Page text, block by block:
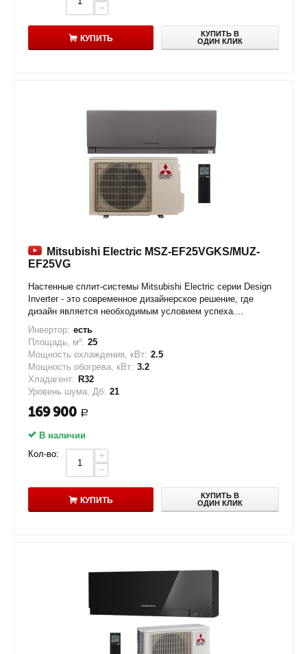
−
КУПИТЬ
КУПИТЬ В
ОДИН КЛИК
Mitsubishi Electric MSZ-EF25VGKS/MUZ-
EF25VG
Настенные сплит-системы Mitsubishi Electric серии Design
Inverter - это современное дизайнерское решение, где
дизайн является необходимым условием успеха....
Инвертор: есть
Площадь, м²: 25
Мощность охлаждения, кВт: 2.5
Мощность обогрева, кВт: 3.2
Хладагент: R32
Уровень шума, Дб: 21
169 900 Р
В наличии
Кол-во:
+
−
КУПИТЬ
КУПИТЬ В
ОДИН КЛИК